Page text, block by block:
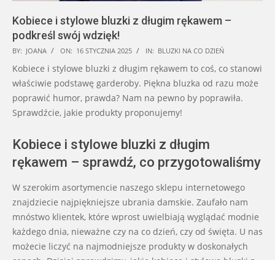
Kobiece i stylowe bluzki z długim rękawem –
podkreśl swój wdzięk!
2025-
01-
16
BY: JOANA ON: 16 STYCZNIA 2025 IN: BLUZKI NA CO DZIEŃ
Kobiece i stylowe bluzki z długim rękawem to coś, co stanowi
właściwie podstawę garderoby. Piękna bluzka od razu może
poprawić humor, prawda? Nam na pewno by poprawiła.
Sprawdźcie, jakie produkty proponujemy!
Kobiece i stylowe bluzki z długim
rękawem – sprawdź, co przygotowaliśmy
W szerokim asortymencie naszego sklepu internetowego
znajdziecie najpiękniejsze ubrania damskie. Zaufało nam
mnóstwo klientek, które wprost uwielbiają wyglądać modnie
każdego dnia, nieważne czy na co dzień, czy od święta. U nas
możecie liczyć na najmodniejsze produkty w doskonałych